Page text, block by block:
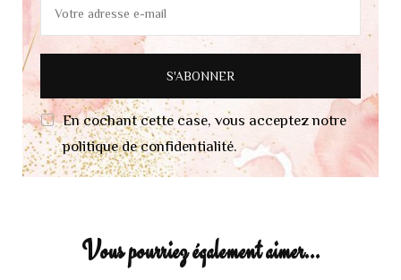
En cochant cette case, vous acceptez notre
politique de confidentialité.
Vous pourriez également aimer...